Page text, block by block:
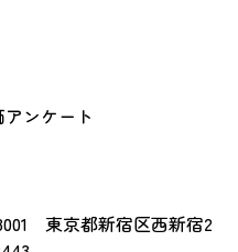
ンケート
東京都新宿区西新宿2